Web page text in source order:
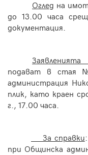
Оглед на
до 13.00 часа
документация.
подават в стая
администрация
плик, като краен
г., 17.00 часа.
За справки
при Общинска